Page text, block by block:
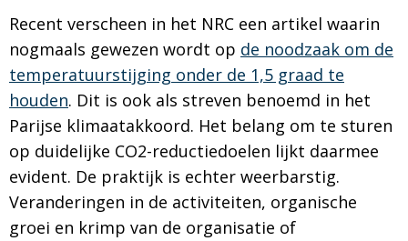
Recent verscheen in het NRC een artikel waarin
nogmaals gewezen wordt op de noodzaak om de
temperatuurstijging onder de 1,5 graad te
houden. Dit is ook als streven benoemd in het
Parijse klimaatakkoord. Het belang om te sturen
op duidelijke CO2-reductiedoelen lijkt daarmee
evident. De praktijk is echter weerbarstig.
Veranderingen in de activiteiten, organische
groei en krimp van de organisatie of